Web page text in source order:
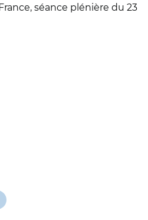
séance plénière du 23